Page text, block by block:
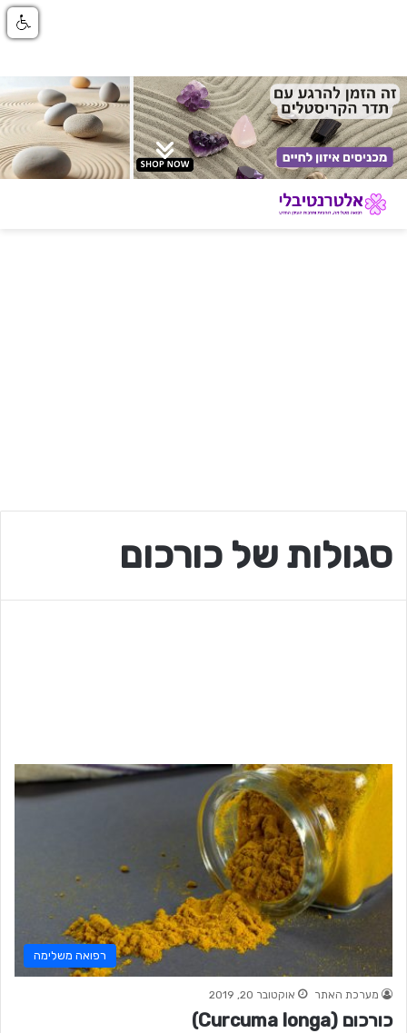
סגולות של כורכום
רפואה משלימה
מערכת האתר אוקטובר 20, 2019
כורכום (Curcuma longa)